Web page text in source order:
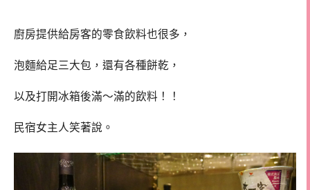
廚房提供給房客的零食飲料也很多，
泡麵給足三大包，還有各種餅乾，
以及打開冰箱後滿～滿的飲料！！
民宿女主人笑著說。